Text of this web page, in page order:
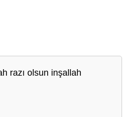
razı olsun inşallah